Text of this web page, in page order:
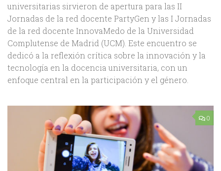
universitarias sirvieron de apertura para las II
Jornadas de la red docente PartyGen y las I Jornadas
de la red docente InnovaMedo de la Universidad
Complutense de Madrid (UCM). Este encuentro se
dedicó a la reflexión crítica sobre la innovación y la
tecnología en la docencia universitaria, con un
enfoque central en la participación y el género.
0